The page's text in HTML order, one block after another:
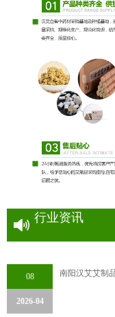
行业资讯
08
2026-04
南阳汉艾艾制